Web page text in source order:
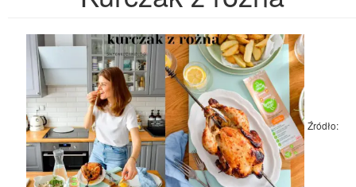
Źródło: